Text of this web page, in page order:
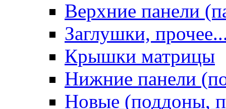
Верхние панели
Заглушки,
Крышки матрицы
Нижние панели
Новые (поддоны,